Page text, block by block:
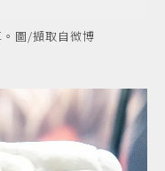
圖/擷取自微博